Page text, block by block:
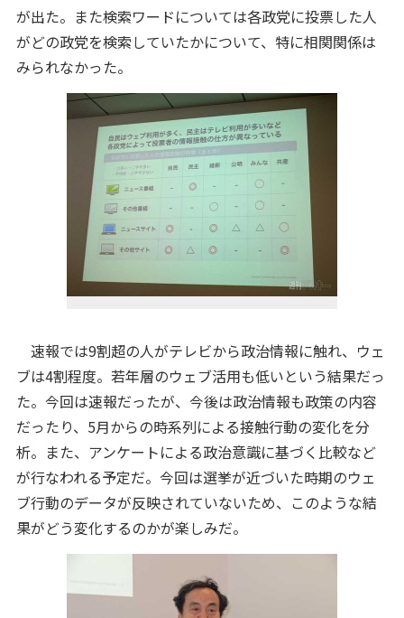
が出た。また検索ワードについては各政党に投票した人
がどの政党を検索していたかについて、特に相関関係は
みられなかった。
速報では9割超の人がテレビから政治情報に触れ、ウェ
ブは4割程度。若年層のウェブ活用も低いという結果だっ
た。今回は速報だったが、今後は政治情報も政策の内容
だったり、5月からの時系列による接触行動の変化を分
析。また、アンケートによる政治意識に基づく比較など
が行なわれる予定だ。今回は選挙が近づいた時期のウェ
ブ行動のデータが反映されていないため、このような結
果がどう変化するのかが楽しみだ。